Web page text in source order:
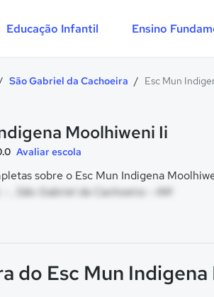
Educação Infantil Ensino
São Gabriel da Cachoeira / Esc Mun
Moolhiweni Ii
Avaliar escola
sobre o Esc Mun Indigena
- , São Gabriel da Cachoeira - AM
do Esc Mun